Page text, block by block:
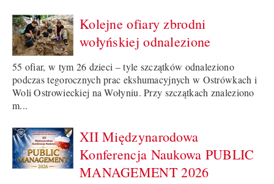
Kolejne ofiary zbrodni
wołyńskiej odnalezione
55 ofiar, w tym 26 dzieci – tyle szczątków odnaleziono
podczas tegorocznych prac ekshumacyjnych w Ostrówkach i
Woli Ostrowieckiej na Wołyniu. Przy szczątkach znaleziono
m...
XII Międzynarodowa
Konferencja Naukowa PUBLIC
MANAGEMENT 2026